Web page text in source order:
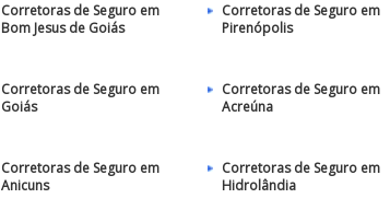
Corretoras de Seguro em
Bom Jesus de Goiás
Corretoras de Seguro em
Pirenópolis
Corretoras de Seguro em
Goiás
Corretoras de Seguro em
Acreúna
Corretoras de Seguro em
Anicuns
Corretoras de Seguro em
Hidrolândia